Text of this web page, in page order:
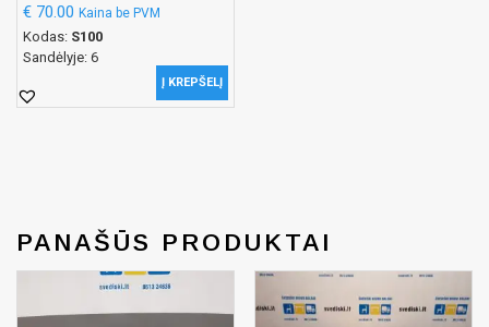
€ 70.00 Kaina be PVM
Kodas: S100
Sandėlyje: 6
Į KREPŠELĮ
PANAŠŪS PRODUKTAI